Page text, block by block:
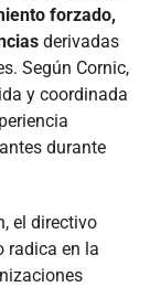
forzado,
derivadas
Según Cornic,
y coordinada
durante
el directivo
radica en la